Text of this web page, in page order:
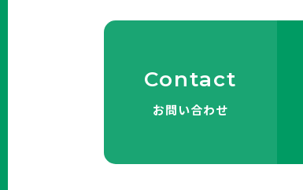
Contact
お問い合わせ